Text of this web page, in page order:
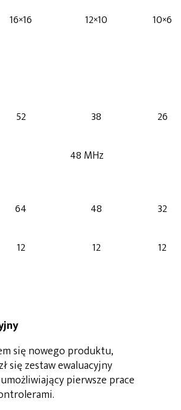
16×16 12×10 10×6
52 38 26
48 MHz
64 48 32
12 12 12
się nowego produktu,
się zestaw ewaluacyjny
pierwsze prace